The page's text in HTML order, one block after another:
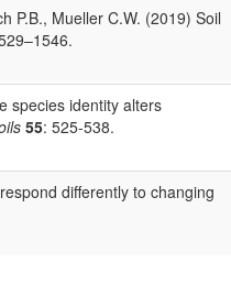
P.B., Mueller C.W. (2019) Soil
species identity alters
55: 525-538.
differently to changing